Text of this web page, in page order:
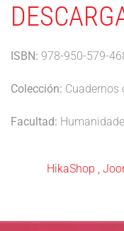
ISBN: 978-950-579-
Colección: Cuadernos
Facultad:
HikaShop ,